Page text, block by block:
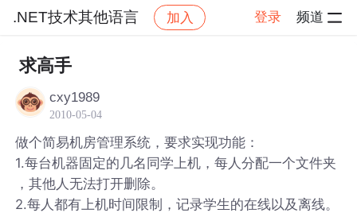
.NET技术其他语言 加入 登录 频道
社区 .NET技术其他语言
求高手
cxy1989
2010-05-04
做个简易机房管理系统，要求实现功能：
1.每台机器固定的几名同学上机，每人分配一个文件夹
，其他人无法打开删除。
2.每人都有上机时间限制，记录学生的在线以及离线。